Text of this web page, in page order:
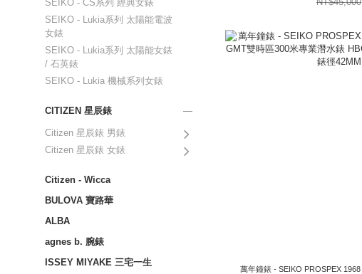
SEIKO - CS系列 經典女錶
SEIKO - Lukia系列 太陽能電波
女錶
SEIKO - Lukia系列 太陽能女錶
/ 石英錶
SEIKO - Lukia 機械系列女錶
CITIZEN 星辰錶
Citizen 星辰錶 男錶
Citizen 星辰錶 女錶
Citizen - Wicca
BULOVA 寶路華
ALBA
agnes b. 腕錶
ISSEY MIYAKE 三宅一生
萬年鐘錶 - SEIKO PROSPEX 1968 Heritage Diver's GMT